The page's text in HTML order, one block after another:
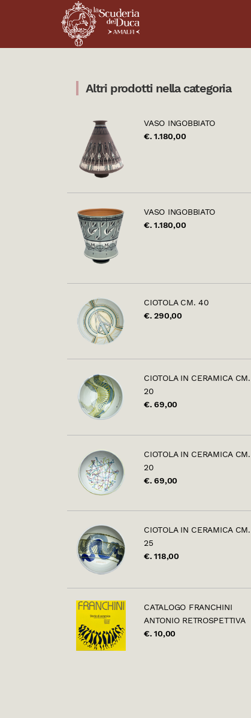
Altri prodotti nella categoria
VASO INGOBBIATO
€. 1.180,00
VASO INGOBBIATO
€. 1.180,00
CIOTOLA CM. 40
€. 290,00
CIOTOLA IN CERAMICA CM.
20
€. 69,00
CIOTOLA IN CERAMICA CM.
20
€. 69,00
CIOTOLA IN CERAMICA CM.
25
€. 118,00
CATALOGO FRANCHINI
ANTONIO RETROSPETTIVA
€. 10,00